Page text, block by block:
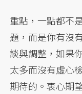
重點，一點都不
題，而是你有沒
談與調整，如果
太多而沒有虛心
期待的。衷心期